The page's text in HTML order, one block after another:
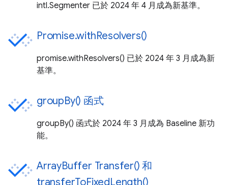
intl.Segmenter 已於 2024 年 4 月成為新基準。
Promise.withResolvers()
promise.withResolvers() 已於 2024 年 3 月成為新
基準。
groupBy() 函式
groupBy() 函式於 2024 年 3 月成為 Baseline 新功
能。
ArrayBuffer Transfer() 和
transferToFixedLength()